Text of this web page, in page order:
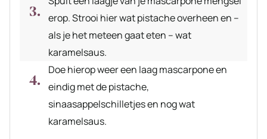
erop. Strooi hier wat pistache overheen en –
als je het meteen gaat eten – wat
karamelsaus.
Doe hierop weer een laag mascarpone en
eindig met de pistache,
sinaasappelschilletjes en nog wat
karamelsaus.